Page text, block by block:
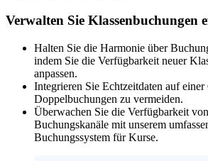
Verwalten Sie Klassenbuchungen
Halten Sie die Harmonie über
indem Sie die Verfügbarkeit neuer
anpassen.
Integrieren Sie Echtzeitdaten auf
Doppelbuchungen zu vermeiden.
Überwachen Sie die Verfügbarkeit
Buchungskanäle mit unserem
Buchungssystem für Kurse.